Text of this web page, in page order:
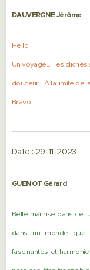
DAUVERGNE Jérôme
Hello.
Un voyage... Tes
douceur... À la limite de
Bravo.
Date : 29-11-2023
GUENOT Gérard
Belle maîtrise dans cet
dans un monde que
fascinantes et